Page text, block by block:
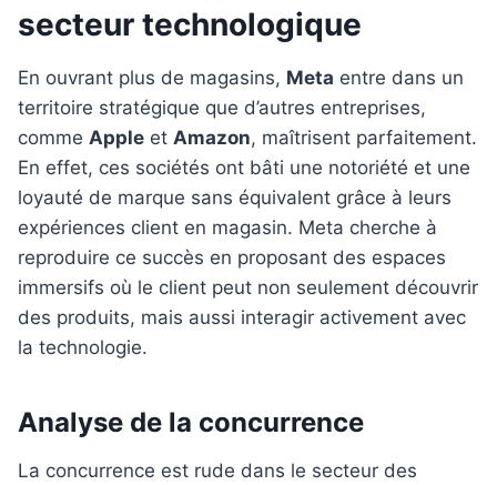
secteur technologique
En ouvrant plus de magasins, Meta entre dans un
territoire stratégique que d’autres entreprises,
comme Apple et Amazon, maîtrisent parfaitement.
En effet, ces sociétés ont bâti une notoriété et une
loyauté de marque sans équivalent grâce à leurs
expériences client en magasin. Meta cherche à
reproduire ce succès en proposant des espaces
immersifs où le client peut non seulement découvrir
des produits, mais aussi interagir activement avec
la technologie.
Analyse de la concurrence
La concurrence est rude dans le secteur des